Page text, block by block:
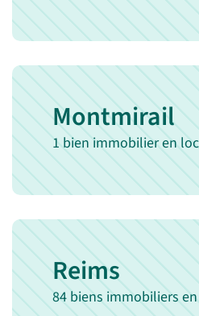
Montmirail
1 bien immobilier en
Reims
84 biens immobiliers